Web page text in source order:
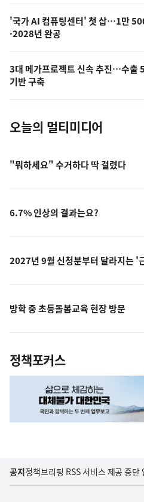
오
의
사
진
'국가 AI 컴퓨팅센터' 첫 삽…1만
·2028년 완공
3대 메가프로젝트 신속 추진…수출
기반 구축
오늘의 멀티미디어
"뭐하세요" 수거하다 딱 걸렸다
6.7% 인상의 결과는요?
2027년 9월 신청분부터 달라지는 '
방학 중 초등돌봄교육 현장 방문
정책포커스
공지정책브리핑 RSS 서비스 제공 중단